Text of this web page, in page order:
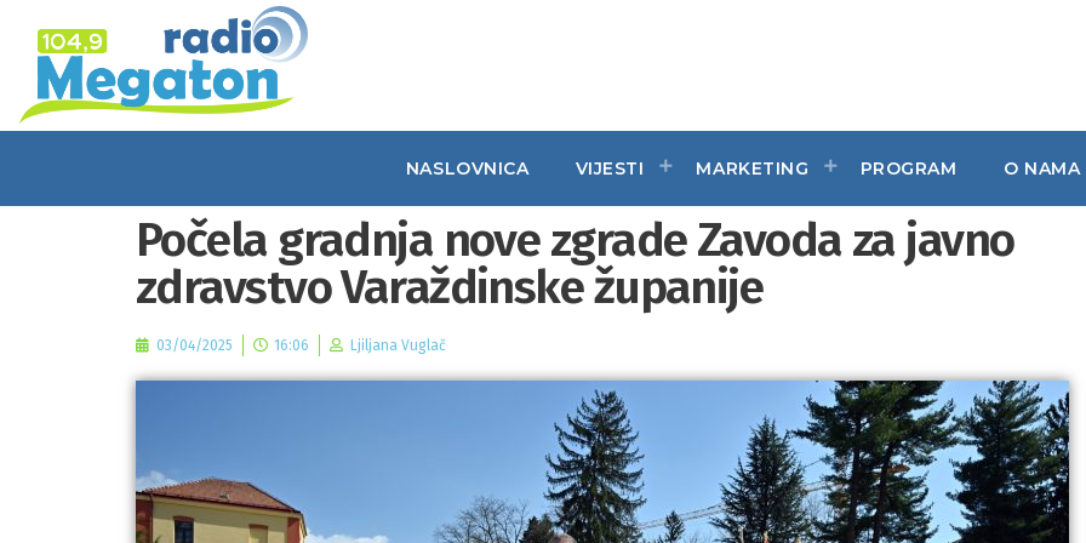
NASLOVNICA VIJESTI MARKETING PROGRAM O NAMA
Počela gradnja nove zgrade Zavoda za javno
zdravstvo Varaždinske županije
03/04/2025 16:06 Ljiljana Vuglač